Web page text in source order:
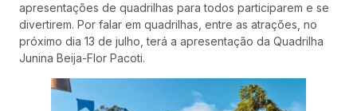
apresentações de quadrilhas para todos participarem e se
divertirem. Por falar em quadrilhas, entre as atrações, no
próximo dia 13 de julho, terá a apresentação da Quadrilha
Junina Beija-Flor Pacoti.